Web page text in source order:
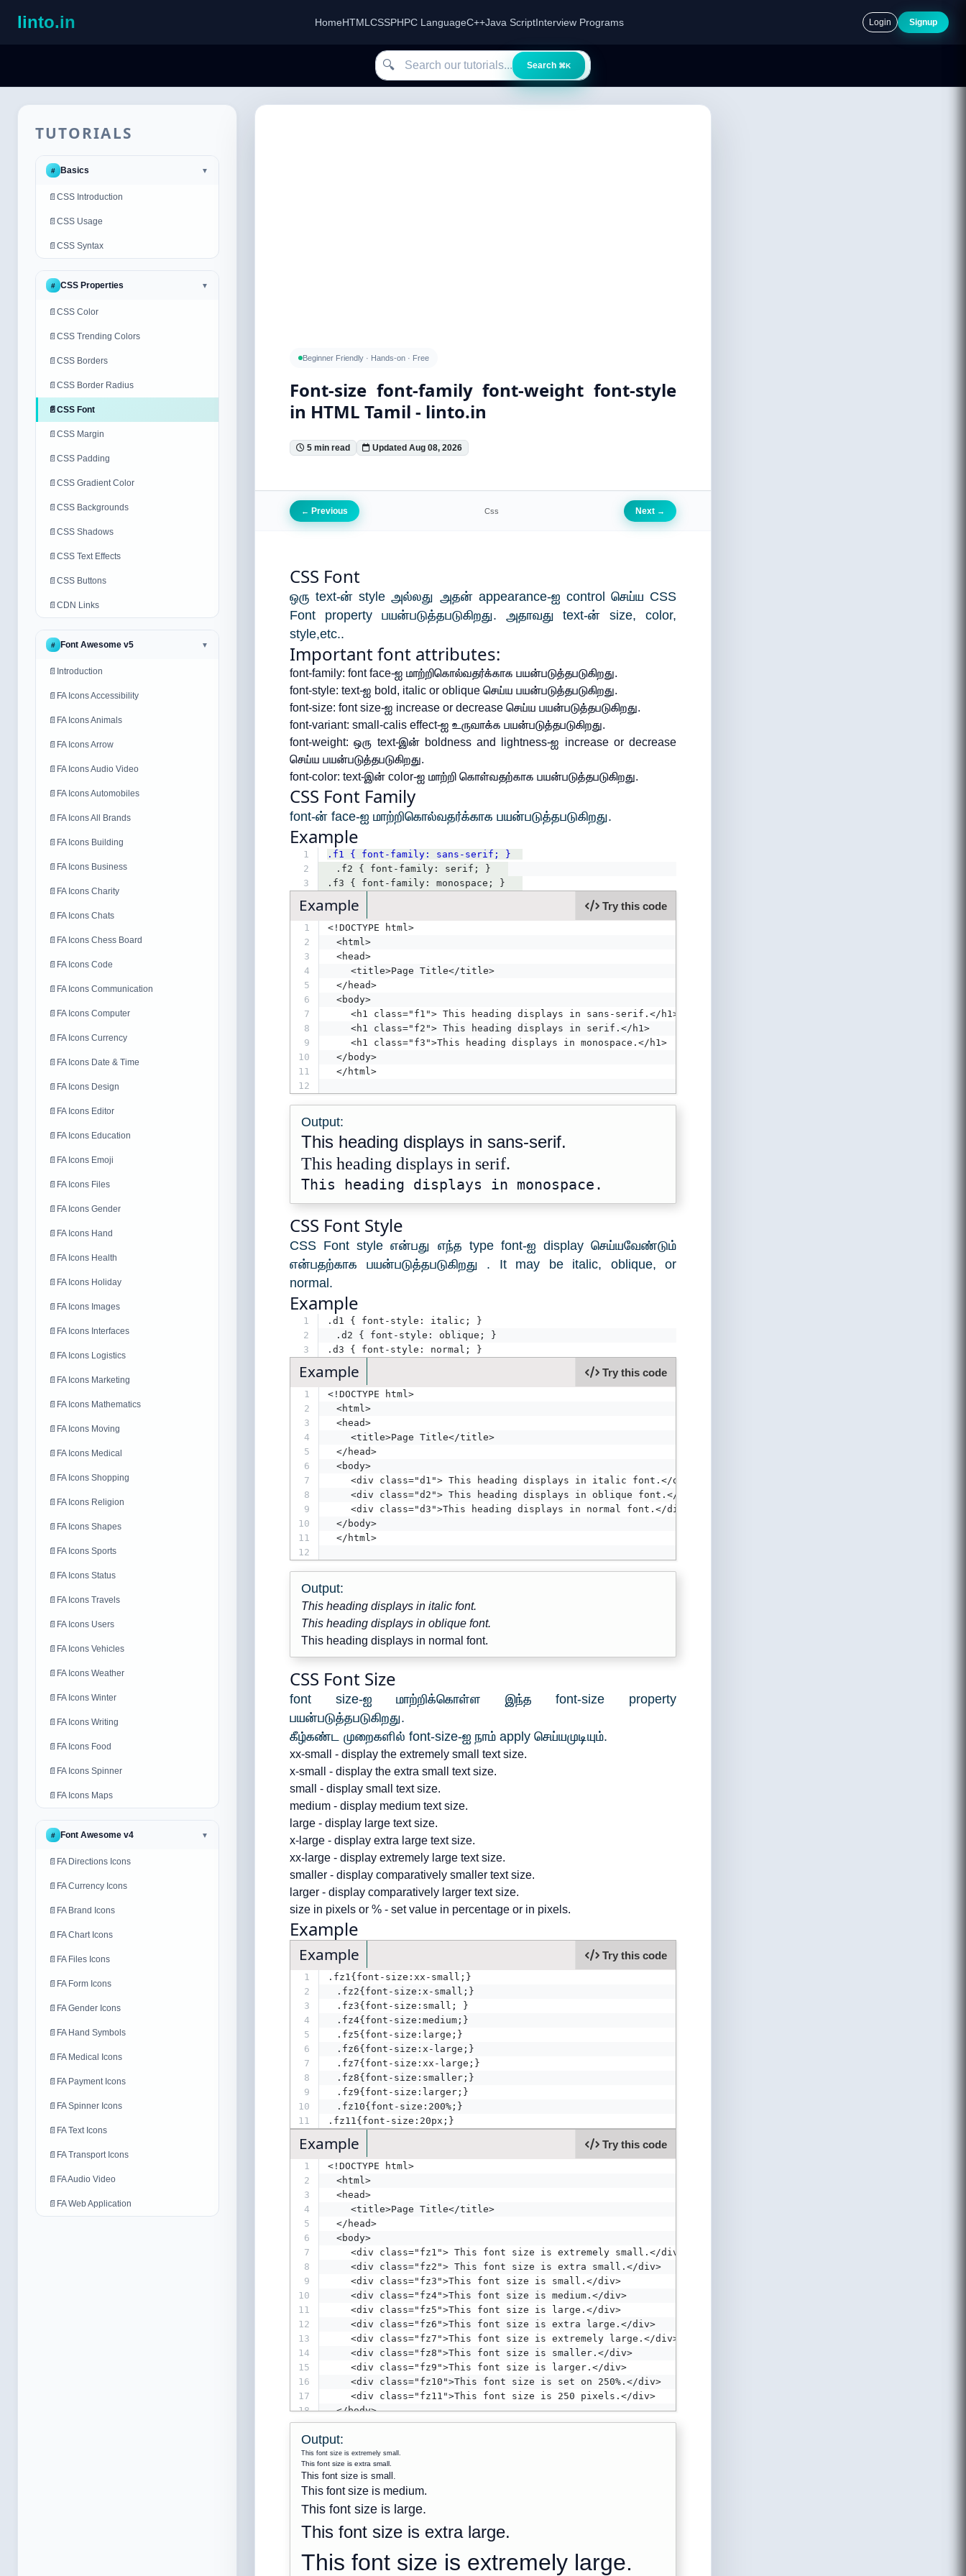
linto.in HomeHTML CSSPHPC LanguageC++Java ScriptInterview Programs Login Signup
Search our tutorials
🔍 Search ⌘K
TUTORIALS
# Basics ▼
📄 CSS Introduction
📄 CSS Usage
📄 CSS Syntax
# CSS Properties ▼
📄 CSS Color
📄 CSS Trending Colors
📄 CSS Borders
📄 CSS Border Radius
📄 CSS Font
📄 CSS Margin
📄 CSS Padding
📄 CSS Gradient Color
📄 CSS Backgrounds
📄 CSS Shadows
📄 CSS Text Effects
📄 CSS Buttons
📄 CDN Links
# Font Awesome v5 ▼
📄 Introduction
📄 FA Icons Accessibility
📄 FA Icons Animals
📄 FA Icons Arrow
📄 FA Icons Audio Video
📄 FA Icons Automobiles
📄 FA Icons All Brands
📄 FA Icons Building
📄 FA Icons Business
📄 FA Icons Charity
📄 FA Icons Chats
📄 FA Icons Chess Board
📄 FA Icons Code
📄 FA Icons Communication
📄 FA Icons Computer
📄 FA Icons Currency
📄 FA Icons Date & Time
📄 FA Icons Design
📄 FA Icons Editor
📄 FA Icons Education
📄 FA Icons Emoji
📄 FA Icons Files
📄 FA Icons Gender
📄 FA Icons Hand
📄 FA Icons Health
📄 FA Icons Holiday
📄 FA Icons Images
📄 FA Icons Interfaces
📄 FA Icons Logistics
📄 FA Icons Marketing
📄 FA Icons Mathematics
📄 FA Icons Moving
📄 FA Icons Medical
📄 FA Icons Shopping
📄 FA Icons Religion
📄 FA Icons Shapes
📄 FA Icons Sports
📄 FA Icons Status
📄 FA Icons Travels
📄 FA Icons Users
📄 FA Icons Vehicles
📄 FA Icons Weather
📄 FA Icons Winter
📄 FA Icons Writing
📄 FA Icons Food
📄 FA Icons Spinner
📄 FA Icons Maps
# Font Awesome v4 ▼
📄 FA Directions Icons
📄 FA Currency Icons
📄 FA Brand Icons
📄 FA Chart Icons
📄 FA Files Icons
📄 FA Form Icons
📄 FA Gender Icons
📄 FA Hand Symbols
📄 FA Medical Icons
📄 FA Payment Icons
📄 FA Spinner Icons
📄 FA Text Icons
📄 FA Transport Icons
📄 FA Audio Video
📄 FA Web Application
Beginner Friendly · Hands-on · Free
Font-size font-family font-weight font-style
in HTML Tamil - linto.in
5 min read Updated Aug 08, 2026
← Previous Css Next →
CSS Font
ஒரு text-ன் style அல்லது அதன் appearance-ஐ control செய்ய CSS
Font property பயன்படுத்தபடுகிறது. அதாவது text-ன் size, color,
style,etc..
Important font attributes:
font-family: font face-ஐ மாற்றிகொல்வதர்க்காக பயன்படுத்தபடுகிறது.
font-style: text-ஐ bold, italic or oblique செய்ய பயன்படுத்தபடுகிறது.
font-size: font size-ஐ increase or decrease செய்ய பயன்படுத்தபடுகிறது.
font-variant: small-calis effect-ஐ உருவாக்க பயன்படுத்தபடுகிறது.
font-weight: ஒரு text-இன் boldness and lightness-ஐ increase or decrease
செய்ய பயன்படுத்தபடுகிறது.
font-color: text-இன் color-ஐ மாற்றி கொள்வதற்காக பயன்படுத்தபடுகிறது.
CSS Font Family
font-ன் face-ஐ மாற்றிகொல்வதர்க்காக பயன்படுத்தபடுகிறது.
Example
1
.f1 { font-family: sans-serif; }
2
	.f2 { font-family: serif; }
3
.f3 { font-family: monospace; }
Example Try this code
1
<!DOCTYPE html>
2
	<html>
3
	<head>
4
5
	</head>
6
	<body>
7
    <h1 class="f1"> This heading displays in sans-serif.</h1>
8
    <h1 class="f2"> This heading displays in serif.</h1>
9
    <h1 class="f3">This heading displays in monospace.</h1>
10
	</body>
11
	</html>
12
Output:
This heading displays in sans-serif.
This heading displays in serif.
This heading displays in monospace.
CSS Font Style
CSS Font style என்பது எந்த type font-ஐ display செய்யவேண்டும்
என்பதற்காக பயன்படுத்தபடுகிறது . It may be italic, oblique, or
normal.
Example
1
.d1 { font-style: italic; }
2
	.d2 { font-style: oblique; }
3
.d3 { font-style: normal; }
Example Try this code
1
<!DOCTYPE html>
2
	<html>
3
	<head>
4
    <title>Page Title</title>
5
	</head>
6
	<body>
7
    <div class="d1"> This heading displays in italic font.</div>
8
    <div class="d2"> This heading displays in oblique font.</div>
9
    <div class="d3">This heading displays in normal font.</div>
10
	</body>
11
	</html>
12
Output:
This heading displays in italic font.
This heading displays in oblique font.
This heading displays in normal font.
CSS Font Size
font size-ஐ மாற்றிக்கொள்ள இந்த font-size property
பயன்படுத்தபடுகிறது.
கீழ்கண்ட முறைகளில் font-size-ஐ நாம் apply செய்யமுடியும்.
xx-small - display the extremely small text size.
x-small - display the extra small text size.
small - display small text size.
medium - display medium text size.
large - display large text size.
x-large - display extra large text size.
xx-large - display extremely large text size.
smaller - display comparatively smaller text size.
larger - display comparatively larger text size.
size in pixels or % - set value in percentage or in pixels.
Example
Example Try this code
1
.fz1{font-size:xx-small;}
2
	.fz2{font-size:x-small;}
3
	.fz3{font-size:small; }
4
	.fz4{font-size:medium;}
5
	.fz5{font-size:large;}
6
	.fz6{font-size:x-large;}
7
	.fz7{font-size:xx-large;}
8
	.fz8{font-size:smaller;}
9
	.fz9{font-size:larger;}
10
	.fz10{font-size:200%;}
11
.fz11{font-size:20px;}
Example Try this code
1
<!DOCTYPE html>
2
	<html>
3
	<head>
4
    <title>Page Title</title>
5
	</head>
6
	<body>
7
    <div class="fz1"> This font size is extremely small.</div>
8
    <div class="fz2"> This font size is extra small.</div>
9
    <div class="fz3">This font size is small.</div>
10
    <div class="fz4">This font size is medium.</div>
11
    <div class="fz5">This font size is large.</div>
12
    <div class="fz6">This font size is extra large.</div>
13
    <div class="fz7">This font size is extremely large.</div>
14
    <div class="fz8">This font size is smaller.</div>
15
    <div class="fz9">This font size is larger.</div>
16
    <div class="fz10">This font size is set on 250%.</div>
17
    <div class="fz11">This font size is 250 pixels.</div>
18
	</body>
19
</html>
Output:
This font size is extremely small.
This font size is extra small.
This font size is small.
This font size is medium.
This font size is large.
This font size is extra large.
This font size is extremely large.